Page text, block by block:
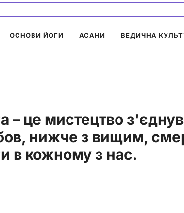
ОСНОВИ ЙОГИ АСАНИ ВЕДИЧНА
– це мистецтво
нижче з вищим,
в кожному з нас.